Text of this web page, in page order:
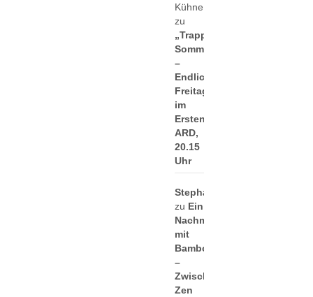
Kühne
zu
„Trapps
Sommer
–
Endlich
Freitag
im
Ersten“:
ARD,
20.15
Uhr
Stephan
zu Ein
Nachmittag
mit
Bamboo
–
Zwischen
Zen